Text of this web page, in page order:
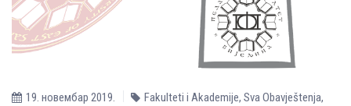
19. новембар 2019. Fakulteti i Akademije, Sva Obavještenja,